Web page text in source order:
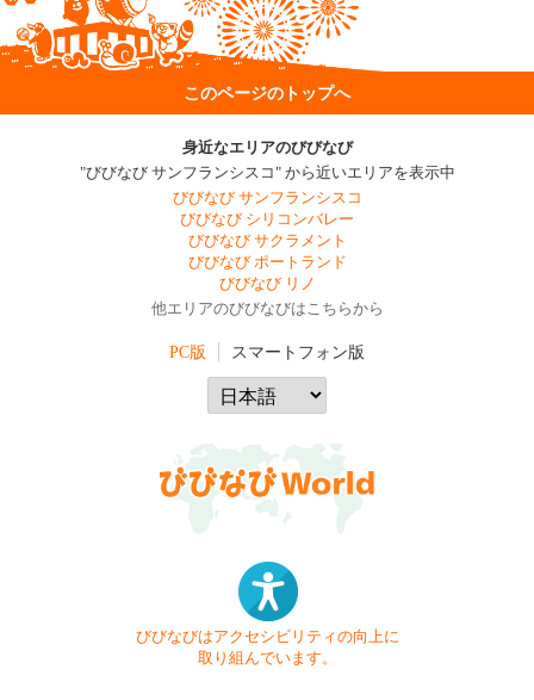
このページのトップへ
身近なエリアのびびなび
"びびなび サンフランシスコ" から近いエリアを表示中
びびなび サンフランシスコ
びびなび シリコンバレー
びびなび サクラメント
びびなび ポートランド
びびなび リノ
他エリアのびびなびはこちらから
PC版 スマートフォン版
びびなびはアクセシビリティの向上に
取り組んでいます。